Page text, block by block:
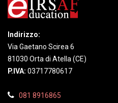
Indirizzo:
Via Gaetano Scirea 6
81030 Orta di Atella (CE)
P.IVA: 03717780617
081 8916865